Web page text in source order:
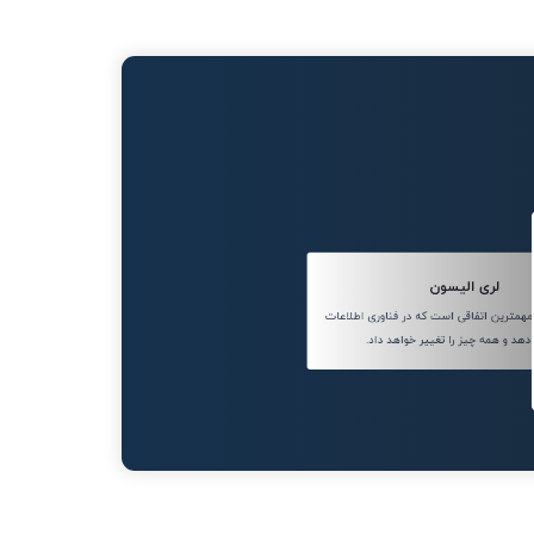
لری الیسون
اتفاقی است که در فناوری اطلاعات
و همه چیز را تغییر خواهد داد.